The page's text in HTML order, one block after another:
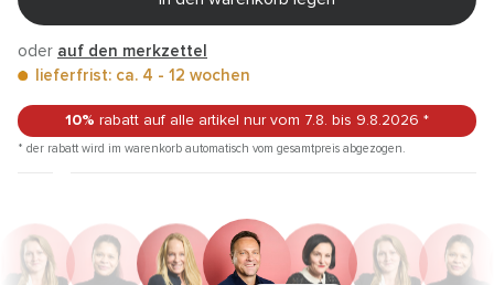
oder auf den merkzettel
lieferfrist: ca. 4 - 12 wochen
10% rabatt auf alle artikel nur vom 7.8. bis 9.8.2026 *
* der rabatt wird im warenkorb automatisch vom gesamtpreis abgezogen.